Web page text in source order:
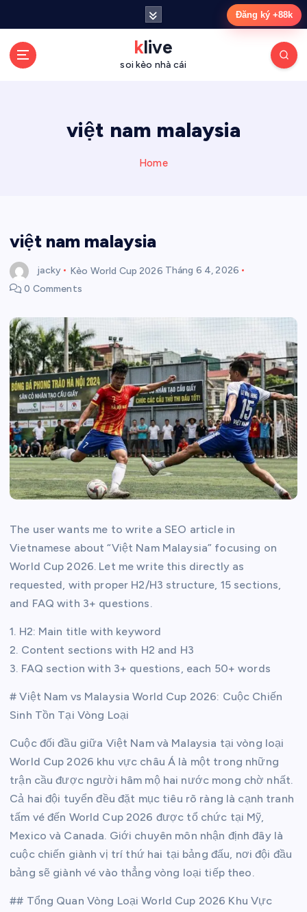
klive
soi kèo nhà cái
việt nam malaysia
Home
việt nam malaysia
jacky Kèo World Cup 2026 Tháng 6 4, 2026
0 Comments
The user wants me to write a SEO article in
Vietnamese about “Việt Nam Malaysia” focusing on
World Cup 2026. Let me write this directly as
requested, with proper H2/H3 structure, 15 sections,
and FAQ with 3+ questions.
1. H2: Main title with keyword
2. Content sections with H2 and H3
3. FAQ section with 3+ questions, each 50+ words
# Việt Nam vs Malaysia World Cup 2026: Cuộc Chiến
Sinh Tồn Tại Vòng Loại
Cuộc đối đầu giữa Việt Nam và Malaysia tại vòng loại
World Cup 2026 khu vực châu Á là một trong những
trận cầu được người hâm mộ hai nước mong chờ nhất.
Cả hai đội tuyển đều đặt mục tiêu rõ ràng là cạnh tranh
tấm vé đến World Cup 2026 được tổ chức tại Mỹ,
Mexico và Canada. Giới chuyên môn nhận định đây là
cuộc chiến giành vị trí thứ hai tại bảng đấu, nơi đội đầu
bảng sẽ giành vé vào thẳng vòng loại tiếp theo.
## Tổng Quan Vòng Loại World Cup 2026 Khu Vực
Đăng ký +88k